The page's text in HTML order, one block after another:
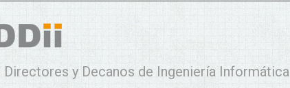
Directores y Decanos de Ingeniería Informática